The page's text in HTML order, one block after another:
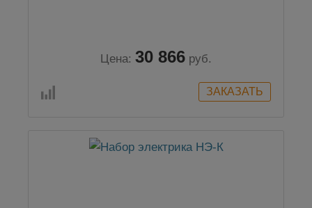
Цена: 30 866 руб.